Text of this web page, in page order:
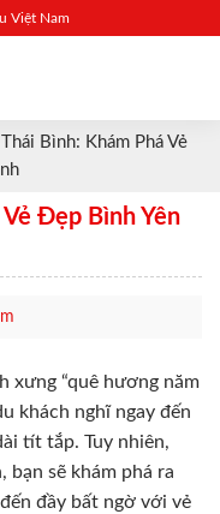
Việt Nam
Bình: Khám Phá Vẻ
Đẹp Bình Yên
xưng “quê hương năm
khách nghĩ ngay đến
tít tắp. Tuy nhiên,
bạn sẽ khám phá ra
đầy bất ngờ với vẻ